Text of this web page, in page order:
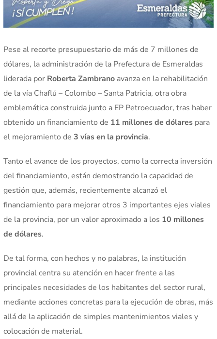
Pese al recorte presupuestario de más de 7 millones de
dólares, la administración de la Prefectura de Esmeraldas
liderada por Roberta Zambrano avanza en la rehabilitación
de la vía Chaflú – Colombo – Santa Patricia, otra obra
emblemática construida junto a EP Petroecuador, tras haber
obtenido un financiamiento de 11 millones de dólares para
el mejoramiento de3 vías en la provincia.
Tanto el avance de los proyectos, como la correcta inversión
del financiamiento, están demostrando la capacidad de
gestión que, además, recientemente alcanzó el
financiamiento para mejorar otros 3 importantes ejes viales
de la provincia, por un valor aproximado a los 10 millones
de dólares.
De tal forma, con hechos y no palabras, la institución
provincial centra su atención en hacer frente a las
principales necesidades de los habitantes del sector rural,
mediante acciones concretas para la ejecución de obras, más
allá de la aplicación de simples mantenimientos viales y
colocación de material.